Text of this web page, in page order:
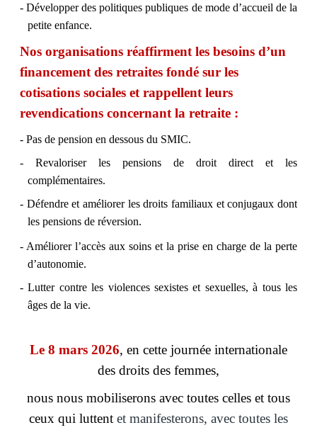
- Développer des politiques publiques de mode d’accueil de la
petite enfance.
Nos organisations réaffirment les besoins d’un
financement des retraites fondé sur les
cotisations sociales et rappellent leurs
revendications concernant la retraite :
- Pas de pension en dessous du SMIC.
- Revaloriser les pensions de droit direct et les
complémentaires.
- Défendre et améliorer les droits familiaux et conjugaux dont
les pensions de réversion.
- Améliorer l’accès aux soins et la prise en charge de la perte
d’autonomie.
- Lutter contre les violences sexistes et sexuelles, à tous les
âges de la vie.
Le 8 mars 2026, en cette journée internationale
des droits des femmes,
nous nous mobiliserons avec toutes celles et tous
ceux qui luttent et manifesterons, avec toutes les